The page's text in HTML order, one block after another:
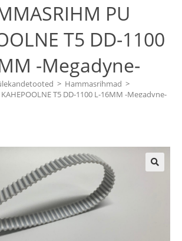
PU
T5 DD-1100
-Megadyne-
> Hammasrihmad >
T5 DD-1100 L-16MM -Megadyne-